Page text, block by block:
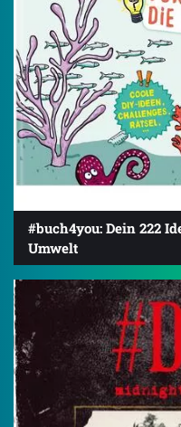
#buch4you: Dein 222
Umwelt